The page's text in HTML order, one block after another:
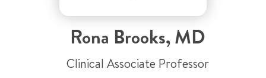
Rona Brooks,MD
Clinical Associate Professor